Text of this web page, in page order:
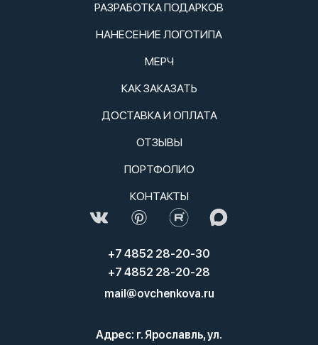
РАЗРАБОТКА ПОДАРКОВ
НАНЕСЕНИЕ ЛОГОТИПА
МЕРЧ
КАК ЗАКАЗАТЬ
ДОСТАВКА И ОПЛАТА
ОТЗЫВЫ
ПОРТФОЛИО
КОНТАКТЫ
+7 4852 28-20-30
+7 4852 28-20-28
mail@ovchenkova.ru
Адрес: г. Ярославль, ул.